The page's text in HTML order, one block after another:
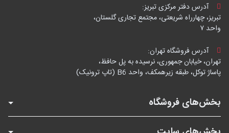
آدرس دفتر مرکزی تبریز:
تبریز، چهارراه شریعتی، مجتمع تجاری گلستان،
واحد ۷
آدرس فروشگاه تهران:
تهران، خیابان جمهوری، نرسیده به پل حافظ،
پاساژ توکل، طبقه زیرهمکف، واحد B6 (تاپ ترونیک)
بخش‌های فروشگاه